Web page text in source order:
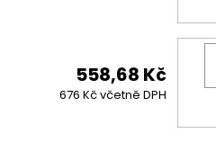
558,68 Kč
676 Kč včetně DPH